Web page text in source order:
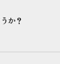
か？